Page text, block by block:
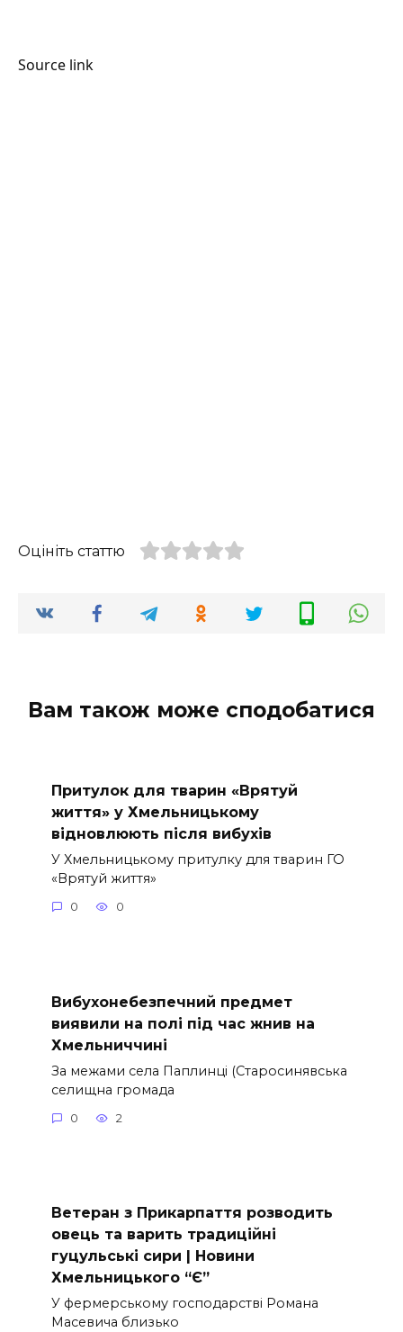
Source link
Оцініть статтю
Вам також може сподобатися
Притулок для тварин «Врятуй
життя» у Хмельницькому
відновлюють після вибухів
У Хмельницькому притулку для тварин ГО
«Врятуй життя»
0 0
Вибухонебезпечний предмет
виявили на полі під час жнив на
Хмельниччині
За межами села Паплинці (Старосинявська
селищна громада
0 2
Ветеран з Прикарпаття розводить
овець та варить традиційні
гуцульські сири | Новини
Хмельницького “Є”
У фермерському господарстві Романа
Масевича близько